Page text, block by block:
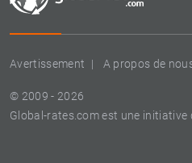
Avertissement A propos de
© 2009 - 2026
Global-rates.com est une initiative